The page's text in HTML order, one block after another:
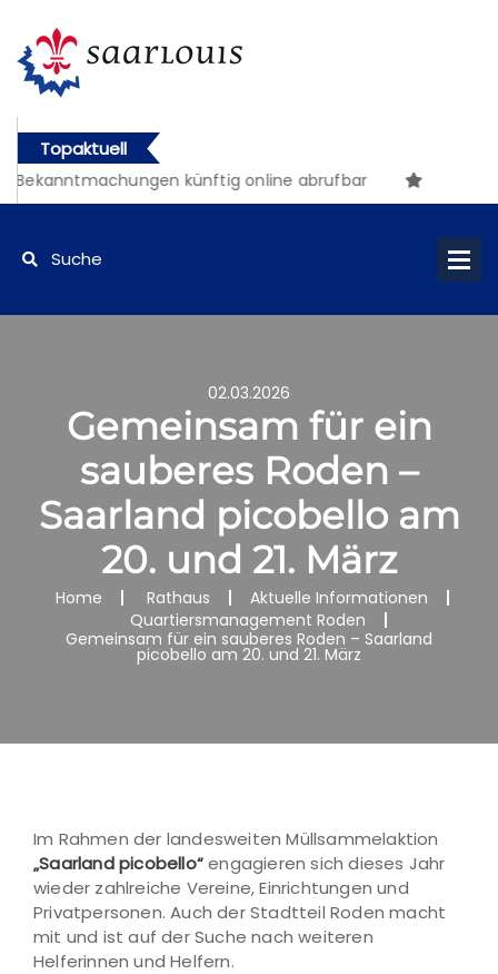
Topaktuell
künftig online abrufbar
02.03.2026
Gemeinsam für ein
sauberes Roden –
Saarland picobello am
20. und 21. März
Home Rathaus
Aktuelle Informationen
Quartiersmanagement Roden
Gemeinsam für ein sauberes Roden – Saarland
picobello am 20. und 21. März
Im Rahmen der landesweiten Müllsammelaktion
„Saarland picobello“engagieren sich dieses Jahr
wieder zahlreiche Vereine, Einrichtungen und
Privatpersonen. Auch der Stadtteil Roden macht
mit und ist auf der Suche nach weiteren
Helferinnen und Helfern.